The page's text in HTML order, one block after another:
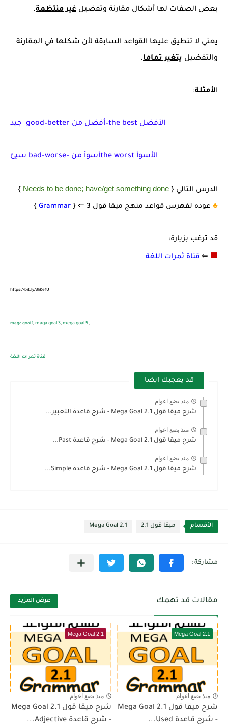
بعض الصفات لها أشكال مقارنة وتفضيل غير منتظمة.
يعني لا تنطيق عليها القواعد السابقة لأن شكلها في المقارنة
والتفضيل يتغير تماما.
الأمثلة:
جيد good–better أفضل من–the best الأفضل
سيئ bad–worse– أسوأ منthe worst الأسوأ
الدرس التالي { Needs to be done; have/get something done
}
♣️ عوده لفهرس قواعد منهج ميقا قول 3 ⇐
{
Grammar
}
قد ترغب بزيارة:
⬛
⇐ قناة ثمرات اللغة
https://bit.ly/3liKe1U
mega goal 1, maga goal 3, mega goal 5 ,
قناة ثمرات اللغة
قد يعجبك ايضا
منذ بضع اعوام
شرح ميقا قول 2.1 Mega Goal - شرح قاعدة التعبير...
منذ بضع اعوام
شرح ميقا قول 2.1 Mega Goal - شرح قاعدة Past...
منذ بضع اعوام
شرح ميقا قول 2.1 Mega Goal - شرح قاعدة Simple...
الأقسام ميقا قول 2.1 Mega Goal 2.1
مقالات قد تهمك عرض المزيد
Mega Goal 2.1
منذ بضع اعوام
شرح ميقا قول 2.1 Mega Goal
- شرح قاعدة Used...
Mega Goal 2.1
منذ بضع اعوام
شرح ميقا قول 2.1 Mega Goal
- شرح قاعدة Adjective...